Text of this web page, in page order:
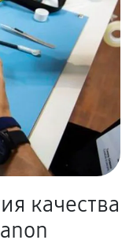
качества